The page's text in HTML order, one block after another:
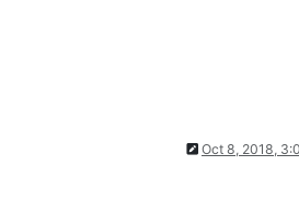
Oct 8, 2018,